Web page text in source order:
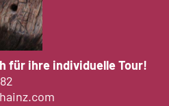
für ihre individuelle Tour!